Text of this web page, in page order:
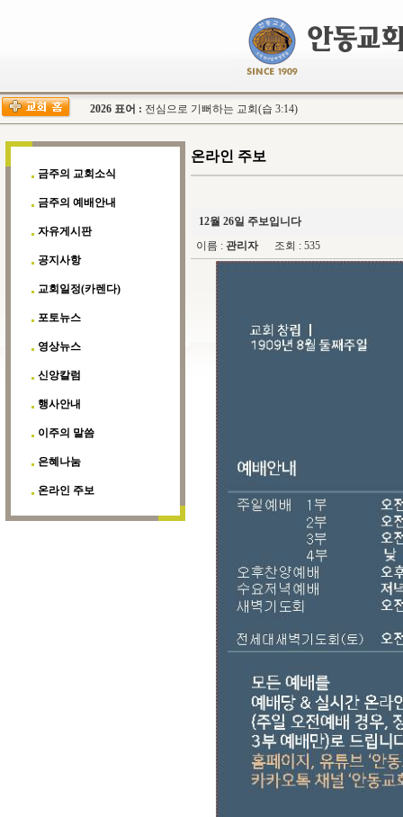
2026 표어 : 전심으로 기뻐하는 교회(습 3:14)
금주의 교회소식
금주의 예배안내
자유게시판
공지사항
교회일정(카렌다)
포토뉴스
영상뉴스
신앙칼럼
행사안내
이주의 말씀
은혜나눔
온라인 주보
온라인 주보
12월 26일 주보입니다
이름 : 관리자조회 : 535